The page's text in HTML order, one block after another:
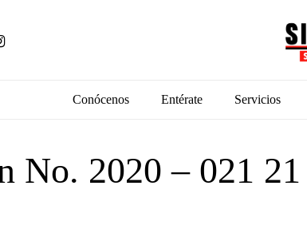
Conócenos Entérate Servicios
No. 2020 – 021 21